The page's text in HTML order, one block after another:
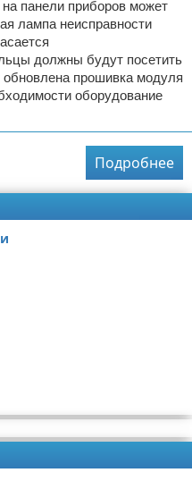
панели приборов может
лампа неисправности
должны будут посетить
прошивка модуля
оборудование
Подробнее